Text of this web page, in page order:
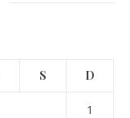
S D
1